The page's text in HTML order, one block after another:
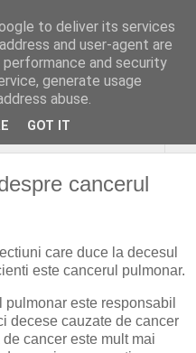
cancerul
care duce la decesul
este cancerul pulmonar.
este responsabil
decese cauzate de cancer
cancer este mult mai
to deliver its services
and user-agent are
and security
generate usage
abuse.
GOT IT